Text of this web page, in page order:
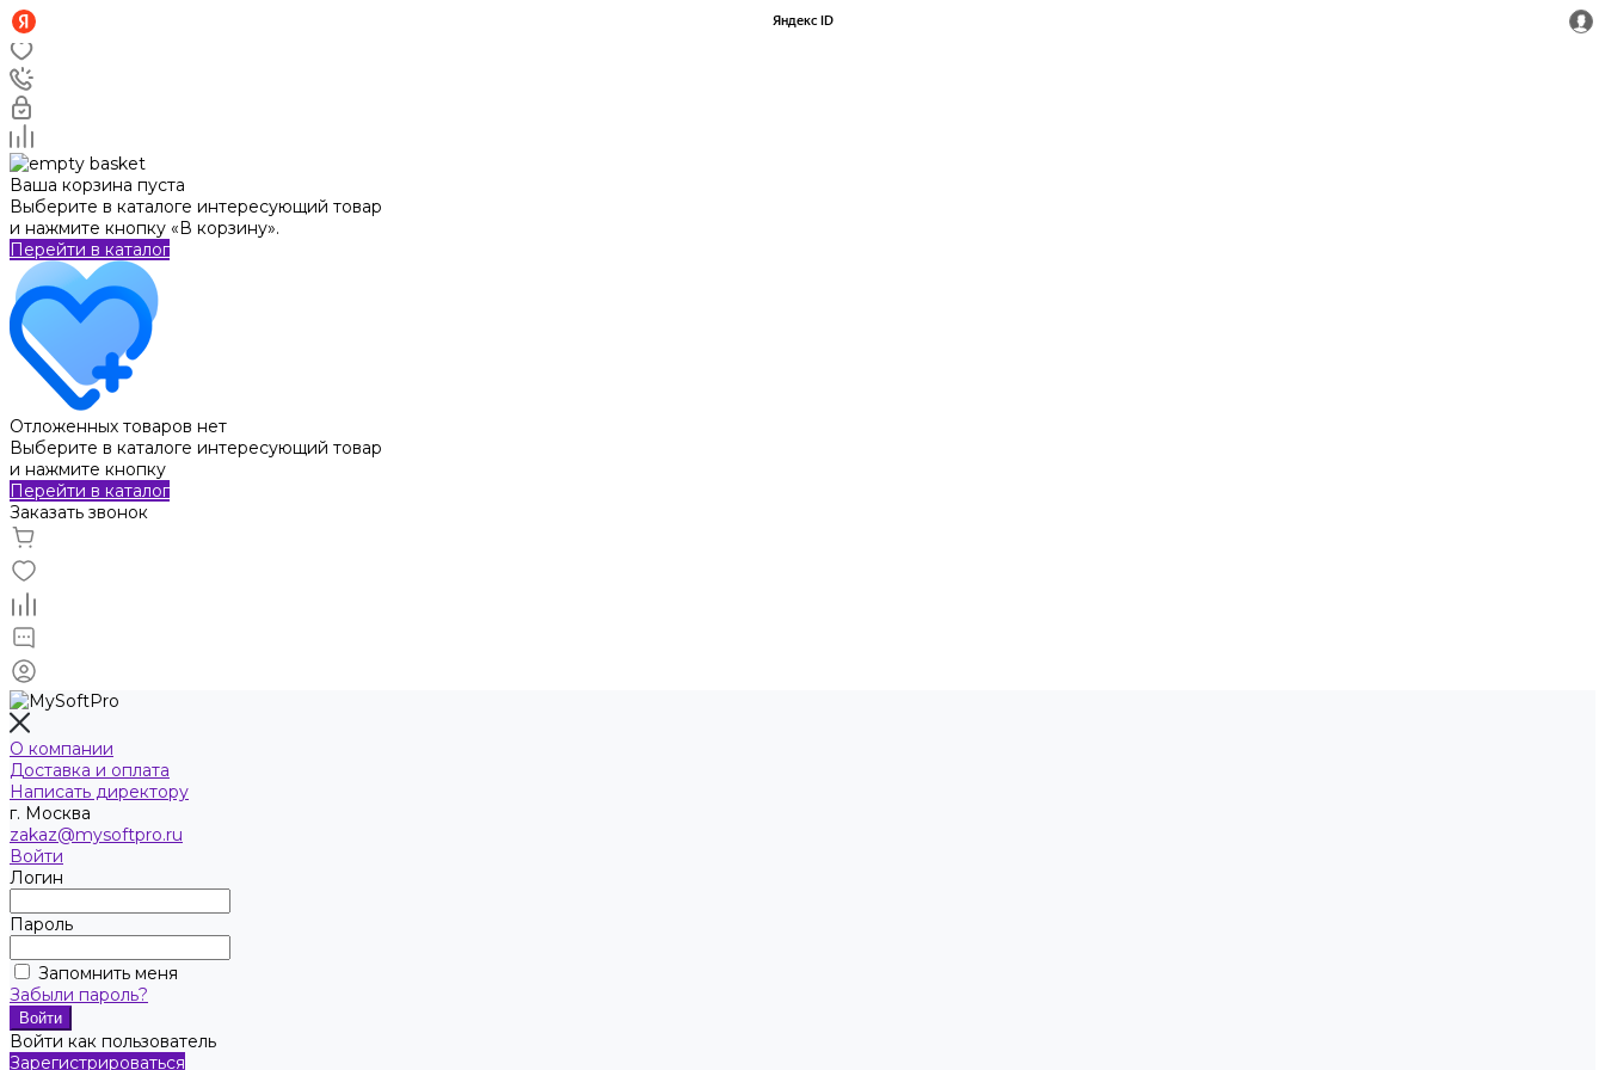
Ваша корзина пуста
Выберите в каталоге интересующий товар
и нажмите кнопку «В корзину».
Перейти в каталог
Отложенных товаров нет
Выберите в каталоге интересующий товар
и нажмите кнопку
Перейти в каталог
Заказать звонок
О компании
Доставка и оплата
Написать директору
г. Москва
zakaz@mysoftpro.ru
Войти
Логин
Пароль
Запомнить меня
Забыли пароль?
Войти как пользователь
Зарегистрироваться